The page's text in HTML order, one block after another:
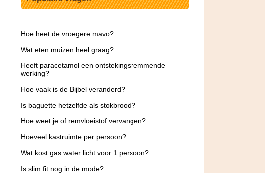
Hoe heet de vroegere mavo?
Wat eten muizen heel graag?
Heeft paracetamol een ontstekingsremmende
werking?
Hoe vaak is de Bijbel veranderd?
Is baguette hetzelfde als stokbrood?
Hoe weet je of remvloeistof vervangen?
Hoeveel kastruimte per persoon?
Wat kost gas water licht voor 1 persoon?
Is slim fit nog in de mode?